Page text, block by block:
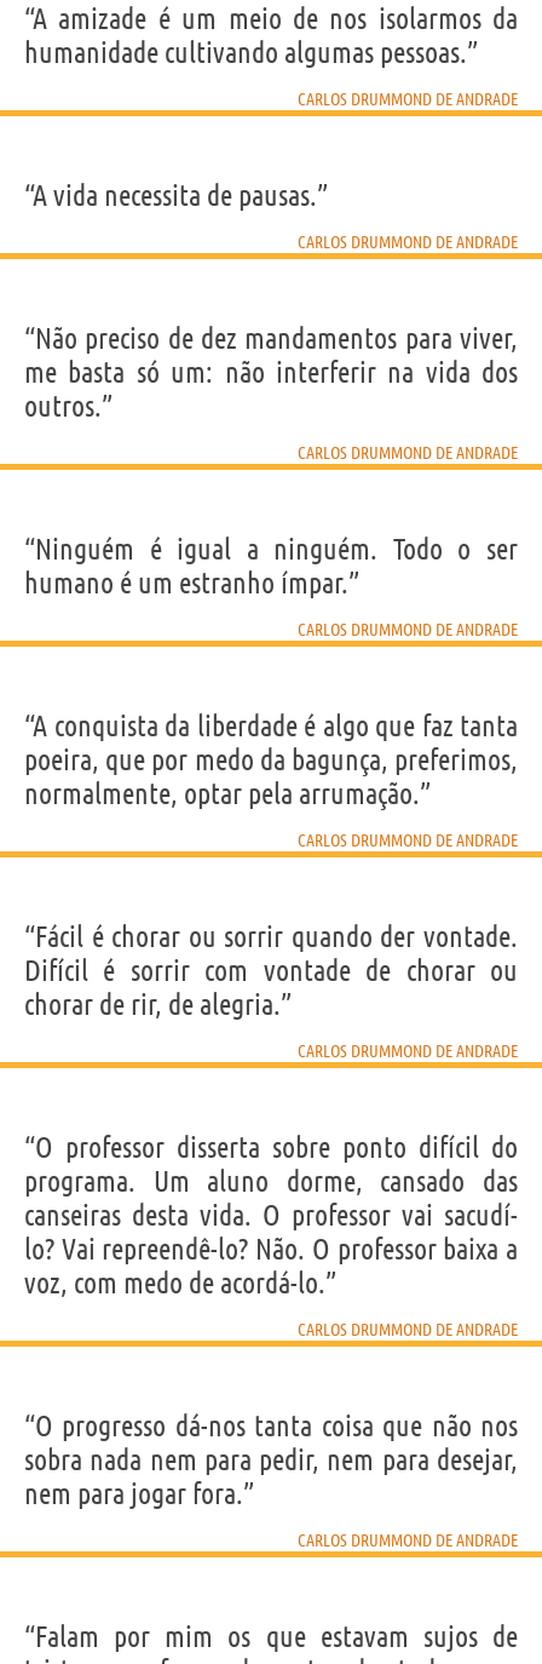
“A amizade é um meio de nos isolarmos da
humanidade cultivando algumas pessoas.”
CARLOS DRUMMOND DE ANDRADE
“A vida necessita de pausas.”
CARLOS DRUMMOND DE ANDRADE
“Não preciso de dez mandamentos para viver,
me basta só um: não interferir na vida dos
outros.”
CARLOS DRUMMOND DE ANDRADE
“Ninguém é igual a ninguém. Todo o ser
humano é um estranho ímpar.”
CARLOS DRUMMOND DE ANDRADE
“A conquista da liberdade é algo que faz tanta
poeira, que por medo da bagunça, preferimos,
normalmente, optar pela arrumação.”
CARLOS DRUMMOND DE ANDRADE
“Fácil é chorar ou sorrir quando der vontade.
Difícil é sorrir com vontade de chorar ou
chorar de rir, de alegria.”
CARLOS DRUMMOND DE ANDRADE
“O professor disserta sobre ponto difícil do
programa. Um aluno dorme, cansado das
canseiras desta vida. O professor vai sacudí-
lo? Vai repreendê-lo? Não. O professor baixa a
voz, com medo de acordá-lo.”
CARLOS DRUMMOND DE ANDRADE
“O progresso dá-nos tanta coisa que não nos
sobra nada nem para pedir, nem para desejar,
nem para jogar fora.”
CARLOS DRUMMOND DE ANDRADE
“Falam por mim os que estavam sujos de